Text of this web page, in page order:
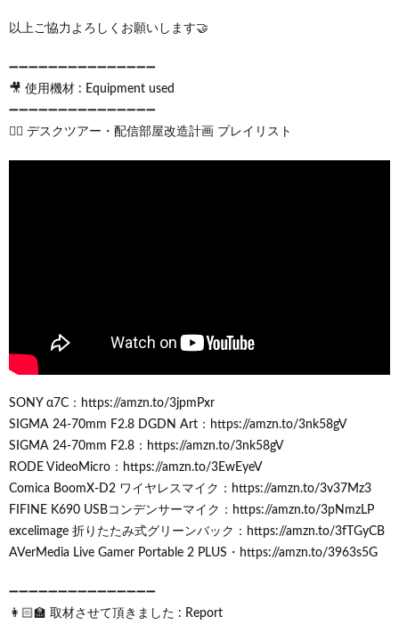
以上ご協力よろしくお願いします🤝
➖➖➖➖➖➖➖➖➖➖➖➖➖➖➖
🎥 使用機材 : Equipment used
➖➖➖➖➖➖➖➖➖➖➖➖➖➖➖
💁‍♀️ デスクツアー・配信部屋改造計画 プレイリスト
SONY α7C：https://amzn.to/3jpmPxr
SIGMA 24-70mm F2.8 DGDN Art：https://amzn.to/3nk58gV
SIGMA 24-70mm F2.8：https://amzn.to/3nk58gV
RODE VideoMicro：https://amzn.to/3EwEyeV
Comica BoomX-D2 ワイヤレスマイク：https://amzn.to/3v37Mz3
FIFINE K690 USBコンデンサーマイク：https://amzn.to/3pNmzLP
excelimage 折りたたみ式グリーンバック：https://amzn.to/3fTGyCB
AVerMedia Live Gamer Portable 2 PLUS・https://amzn.to/3963s5G
➖➖➖➖➖➖➖➖➖➖➖➖➖➖➖
👩🏻‍🏫 取材させて頂きました : Report